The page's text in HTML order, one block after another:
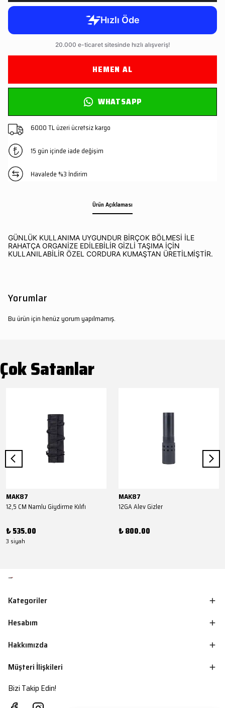
HEMEN AL
WHATSAPP
6000 TL üzeri ücretsiz kargo
15 gün içinde iade değişim
Havalede %3 İndirim
Ürün Açıklaması
GÜNLÜK KULLANIMA UYGUNDUR BİRÇOK BÖLMESİ İLE
RAHATÇA ORGANİZE EDİLEBİLİR GİZLİ TAŞIMA İÇİN
KULLANILABİLİR ÖZEL CORDURA KUMAŞTAN ÜRETİLMİŞTİR.
Yorumlar
Bu ürün için henüz yorum yapılmamış.
Çok Satanlar
MAK87
12,5 CM Namlu Giydirme Kılıfı
₺ 535.00
3 siyah
MAK87
12GA Alev Gizler
₺ 800.00
Kategoriler
Hesabım
Hakkımızda
Müşteri İlişkileri
Bizi Takip Edin!